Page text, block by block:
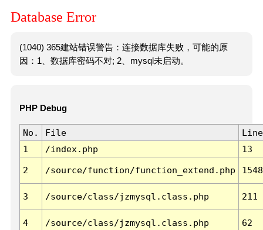
Database Error
(1040) 365建站错误警告：连接数据库失败，可能的原
因：1、数据库密码不对; 2、mysql未启动。
PHP Debug
No. File
Line
1
/index.php 13
2 /source/function/function_extend.php 1548
3 /source/class/jzmysql.class.php 211
4 /source/class/jzmysql.class.php 62